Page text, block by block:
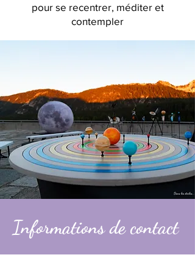
pour se recentrer, méditer et
contempler
Informations de contact